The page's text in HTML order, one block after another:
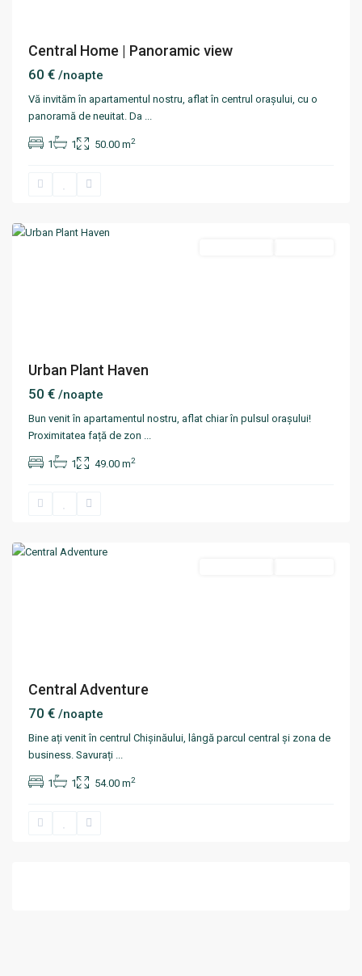
Central Home | Panoramic view
60 € /noapte
Vă invităm în apartamentul nostru, aflat în centrul orașului, cu o
panoramă de neuitat. Da ...
1 1 50.00 m2
Centru
Urban Plant Haven
50 € /noapte
Bun venit în apartamentul nostru, aflat chiar în pulsul orașului!
Proximitatea față de zon ...
1 1 49.00 m2
Centru
Central Adventure
70 € /noapte
Bine ați venit în centrul Chișinăului, lângă parcul central și zona de
business. Savurați ...
1 1 54.00 m2